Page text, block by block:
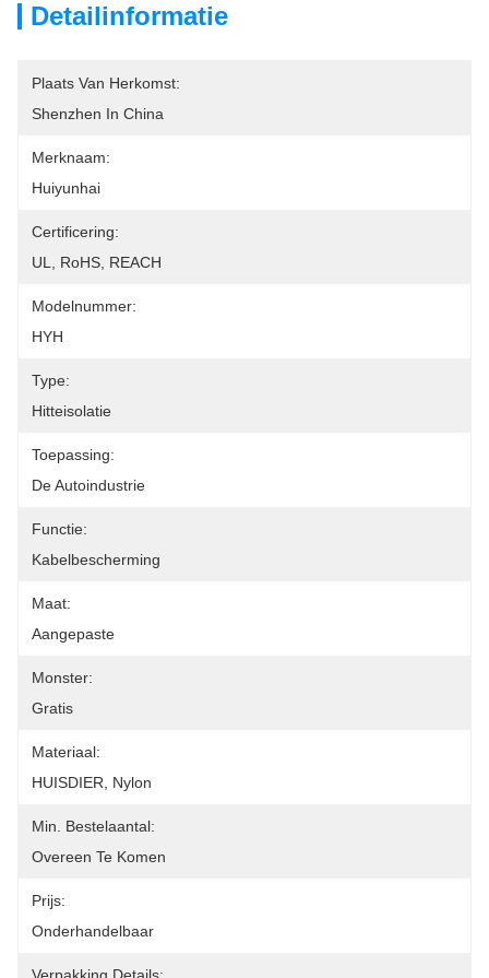
Detailinformatie
Plaats Van Herkomst:
Shenzhen In China
Merknaam:
Huiyunhai
Certificering:
UL, RoHS, REACH
Modelnummer:
HYH
Type:
Hitteisolatie
Toepassing:
De Autoindustrie
Functie:
Kabelbescherming
Maat:
Aangepaste
Monster:
Gratis
Materiaal:
HUISDIER, Nylon
Min. Bestelaantal:
Overeen Te Komen
Prijs:
Onderhandelbaar